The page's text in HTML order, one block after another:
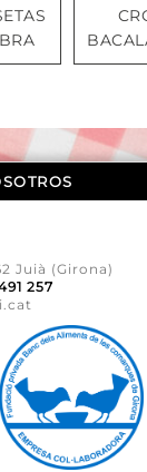
Juià (Girona)
257